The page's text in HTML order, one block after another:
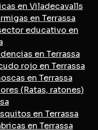
en Viladecavalls
en Terrassa
educativo en
en Terrassa
rojo en Terrassa
en Terrassa
(Ratas, ratones)
en Terrassa
en Terrassa